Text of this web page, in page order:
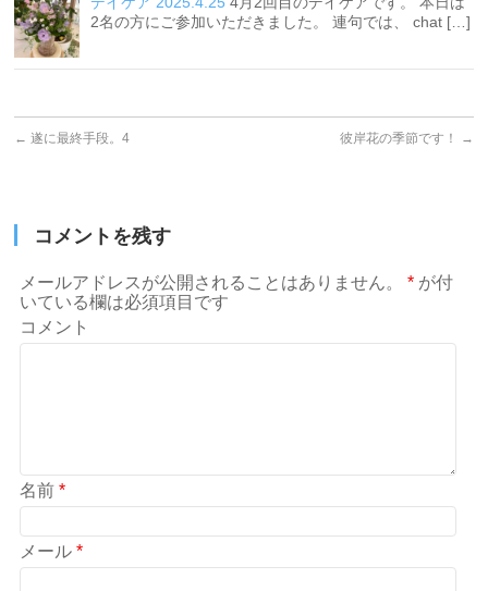
2名の方にご参加いただきました。 連句では、 chat […]
← 遂に最終手段。4 彼岸花の季節です！ →
コメントを残す
メールアドレスが公開されることはありません。 * が付
いている欄は必須項目です
コメント
名前*
メール*